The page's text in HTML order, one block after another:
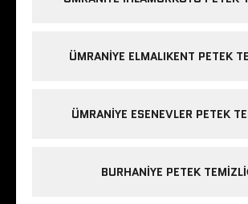
ÜMRANIYE ELMALIKENT PETEK
ÜMRANIYE ESENEVLER PETEK
BURHANIYE PETEK